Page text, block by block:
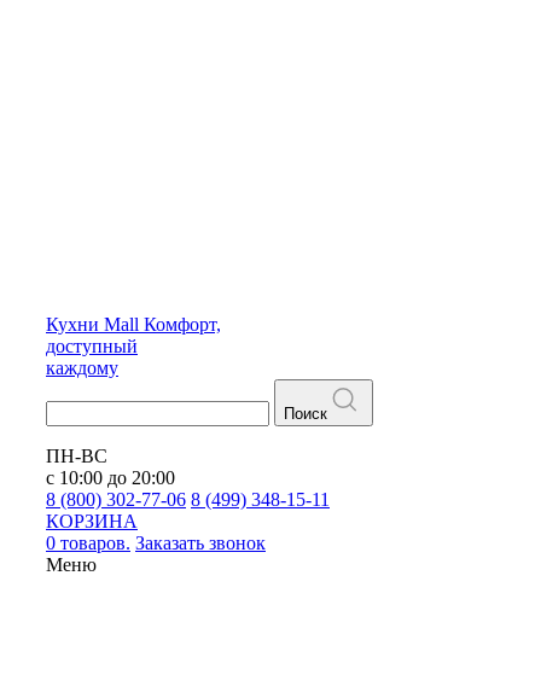
Кухни Mall Комфорт,
доступный
каждому
Поиск
ПН-ВС
с 10:00 до 20:00
8 (800) 302-77-06 8 (499) 348-15-11
КОРЗИНА
0 товаров. Заказать звонок
Меню